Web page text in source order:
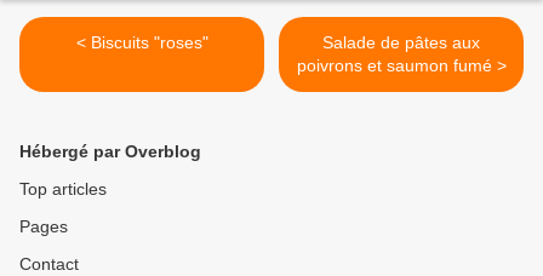
< Biscuits "roses"
Salade de pâtes aux
poivrons et saumon fumé >
Hébergé par Overblog
Top articles
Pages
Contact